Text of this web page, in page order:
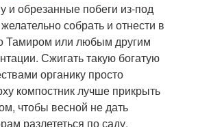
и обрезанные побеги из-под
собрать и отнести в
Тамиром или любым другим
Сжигать такую богатую
органику просто
компостник лучше прикрыть
чтобы весной не дать
разлететься по саду.